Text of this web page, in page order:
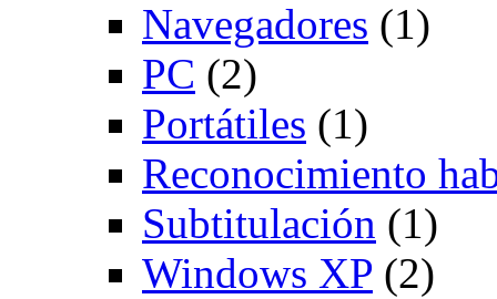
Navegadores (1)
PC (2)
Portátiles (1)
Reconocimiento
Subtitulación (1)
Windows XP (2)